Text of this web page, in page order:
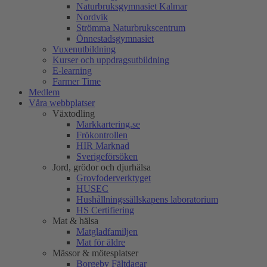
Naturbruksgymnasiet Kalmar
Nordvik
Strömma Naturbrukscentrum
Önnestadsgymnasiet
Vuxenutbildning
Kurser och uppdragsutbildning
E-learning
Farmer Time
Medlem
Våra webbplatser
Växtodling
Markkartering.se
Frökontrollen
HIR Marknad
Sverigeförsöken
Jord, grödor och djurhälsa
Grovfoderverktyget
HUSEC
Hushållningssällskapens laboratorium
HS Certifiering
Mat & hälsa
Matgladfamiljen
Mat för äldre
Mässor & mötesplatser
Borgeby Fältdagar